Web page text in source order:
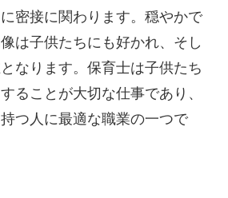
密接に関わります。穏やかで
は子供たちにも好かれ、そし
なります。保育士は子供たち
ることが大切な仕事であり、
つ人に最適な職業の一つで